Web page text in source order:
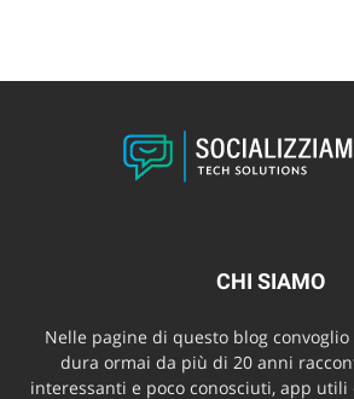
CHI SIAMO
Nelle pagine di questo blog
dura ormai da più di 20 anni
interessanti e poco conosciuti, app